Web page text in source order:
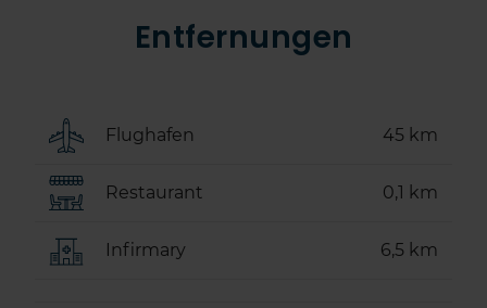
Entfernungen
Flughafen 45 km
Restaurant 0,1 km
Infirmary 6,5 km